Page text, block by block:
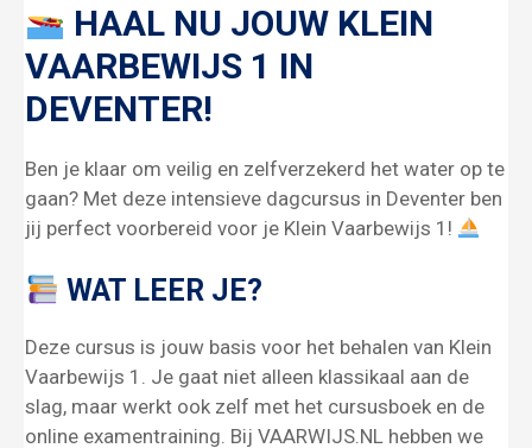
HAAL NU JOUW KLEIN
VAARBEWIJS 1 IN
DEVENTER!
Ben je klaar om veilig en zelfverzekerd het water op te
gaan? Met deze intensieve dagcursus in Deventer ben
jij perfect voorbereid voor je Klein Vaarbewijs 1!
WAT LEER JE?
Deze cursus is jouw basis voor het behalen van Klein
Vaarbewijs 1. Je gaat niet alleen klassikaal aan de
slag, maar werkt ook zelf met het cursusboek en de
online examentraining. Bij VAARWIJS.NL hebben we